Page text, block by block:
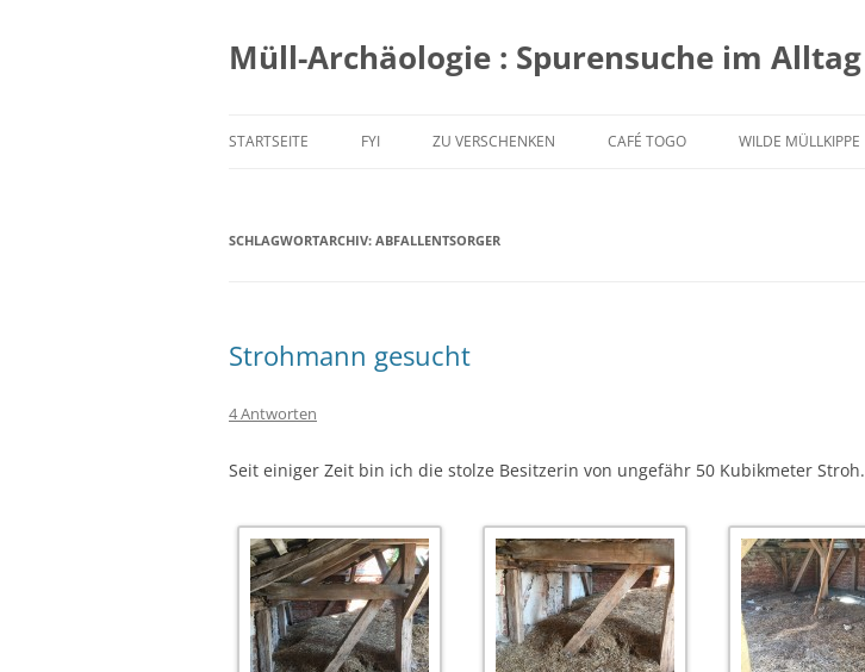
springen
Müll-Archäologie : Spurensuche im Alltag
STARTSEITE FYI ZU VERSCHENKEN CAFÉ TOGO WILDE MÜLLKIPPE
SCHLAGWORTARCHIV: ABFALLENTSORGER
Strohmann gesucht
4 Antworten
Seit einiger Zeit bin ich die stolze Besitzerin von ungefähr 50 Kubikmeter Stroh.